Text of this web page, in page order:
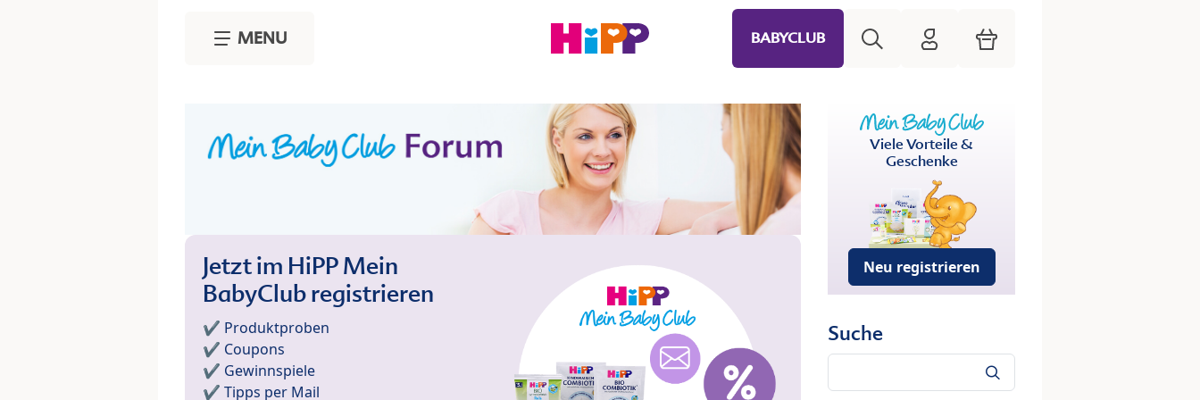
MENU BABYCLUB HiPP Mein Babyclub
Warenkorb
Jetzt im HiPP Mein
BabyClub registrieren
✔️ Produktproben
✔️ Coupons
✔️ Gewinnspiele
✔️ Tipps per Mail
Viele Vorteile &
Geschenke
Neu registrieren
Suche